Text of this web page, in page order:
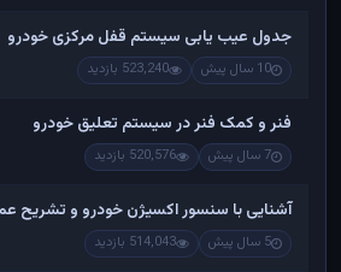
جدول عیب یابی سیستم قفل مرکزی خودرو
10 سال پیش 523,240 بازدید
فنر و کمک فنر در سیستم تعلیق خودرو
7 سال پیش 520,576 بازدید
آشنایی با سنسور اکسیژن خودرو و تشریح
5 سال پیش 514,043 بازدید